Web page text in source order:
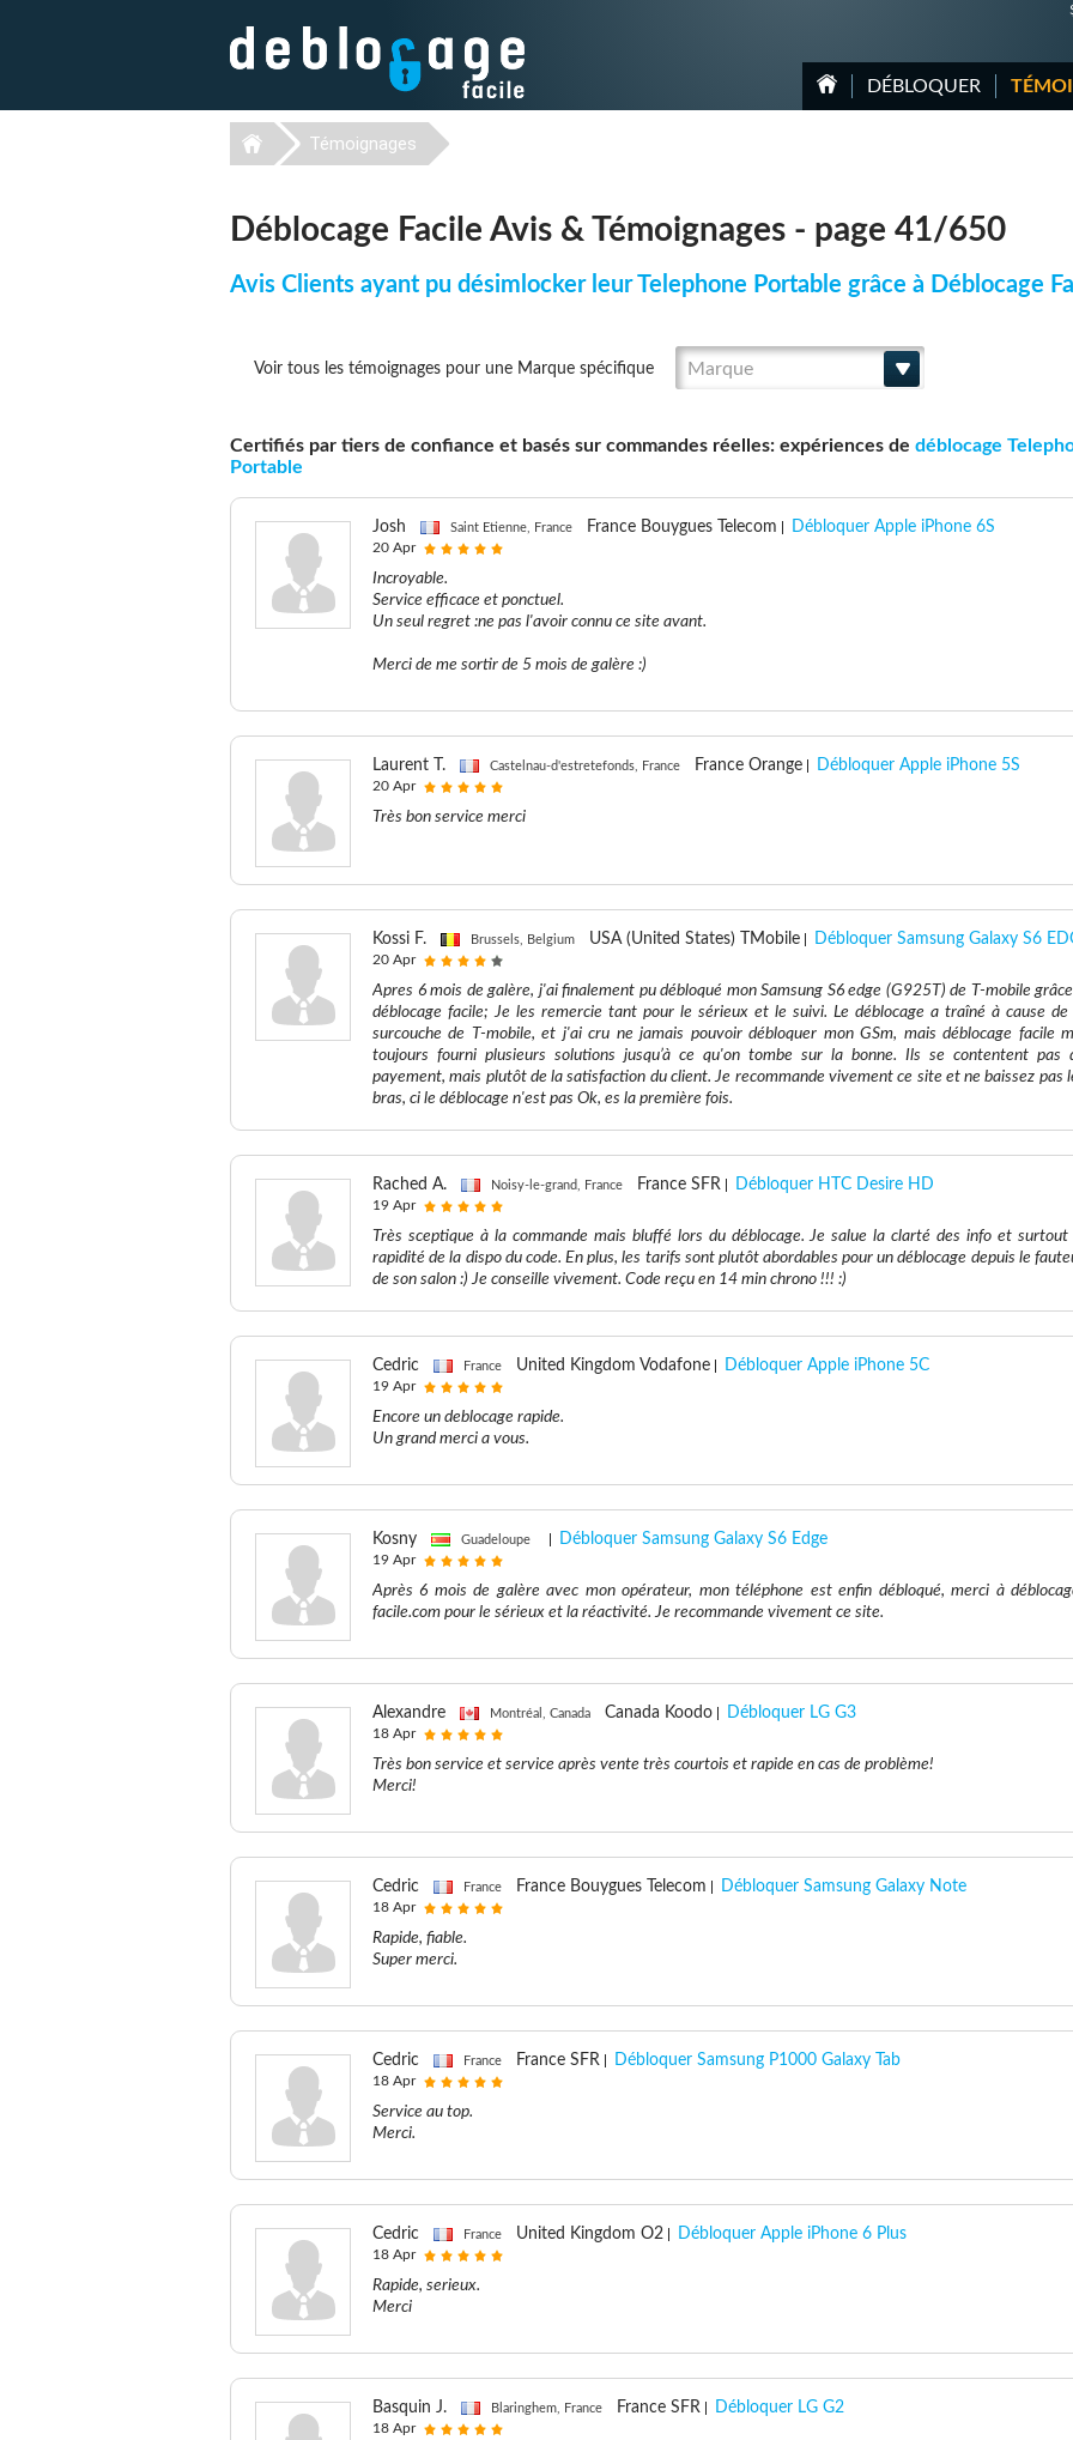
DÉBLOQUER
Témoignages
Déblocage Facile Avis & Témoignages - page 41/650
Avis Clients ayant pu désimlocker leur Telephone Portable grâce à Déblocage
Voir tous les témoignages pour une Marque spécifique Marque
Certifiés par tiers de confiance et basés sur commandes réelles: expériences de déblocage
Portable
Josh Saint Etienne, France France Bouygues Telecom Débloquer Apple iPhone 6S
20 Apr
Incroyable.
Service efficace et ponctuel.
Un seul regret :ne pas l'avoir connu ce site avant.
Merci de me sortir de 5 mois de galère :)
Laurent T. Castelnau-d'estretefonds, France France Orange Débloquer Apple iPhone 5S
20 Apr
Très bon service merci
Kossi F. Brussels, Belgium USA (United States) TMobile Débloquer Samsung Galaxy S6
20 Apr
Apres 6 mois de galère, j'ai finalement pu débloqué mon Samsung S6 edge (G925T) de T-mobile
déblocage facile; Je les remercie tant pour le sérieux et le suivi. Le déblocage a traîné à cause de
surcouche de T-mobile, et j'ai cru ne jamais pouvoir débloquer mon GSm, mais déblocage facile
toujours fourni plusieurs solutions jusqu’à ce qu'on tombe sur la bonne. Ils se contentent pas
payement, mais plutôt de la satisfaction du client. Je recommande vivement ce site et ne baissez pas
bras, ci le déblocage n'est pas Ok, es la première fois.
Rached A. Noisy-le-grand, France France SFR Débloquer HTC Desire HD
19 Apr
Très sceptique à la commande mais bluffé lors du déblocage. Je salue la clarté des info et surtout
rapidité de la dispo du code. En plus, les tarifs sont plutôt abordables pour un déblocage depuis le
de son salon :) Je conseille vivement. Code reçu en 14 min chrono !!! :)
Cedric France United Kingdom Vodafone Débloquer Apple iPhone 5C
19 Apr
Encore un deblocage rapide.
Un grand merci a vous.
Kosny Guadeloupe Débloquer Samsung Galaxy S6 Edge
19 Apr
Après 6 mois de galère avec mon opérateur, mon téléphone est enfin débloqué, merci à
facile.com pour le sérieux et la réactivité. Je recommande vivement ce site.
Alexandre Montréal, Canada Canada Koodo Débloquer LG G3
18 Apr
Très bon service et service après vente très courtois et rapide en cas de problème!
Merci!
Cedric France France Bouygues Telecom Débloquer Samsung Galaxy Note
18 Apr
Rapide, fiable.
Super merci.
Cedric France France SFR Débloquer Samsung P1000 Galaxy Tab
18 Apr
Service au top.
Merci.
Cedric France United Kingdom O2 Débloquer Apple iPhone 6 Plus
18 Apr
Rapide, serieux.
Merci
Basquin J. Blaringhem, France France SFR Débloquer LG G2
18 Apr